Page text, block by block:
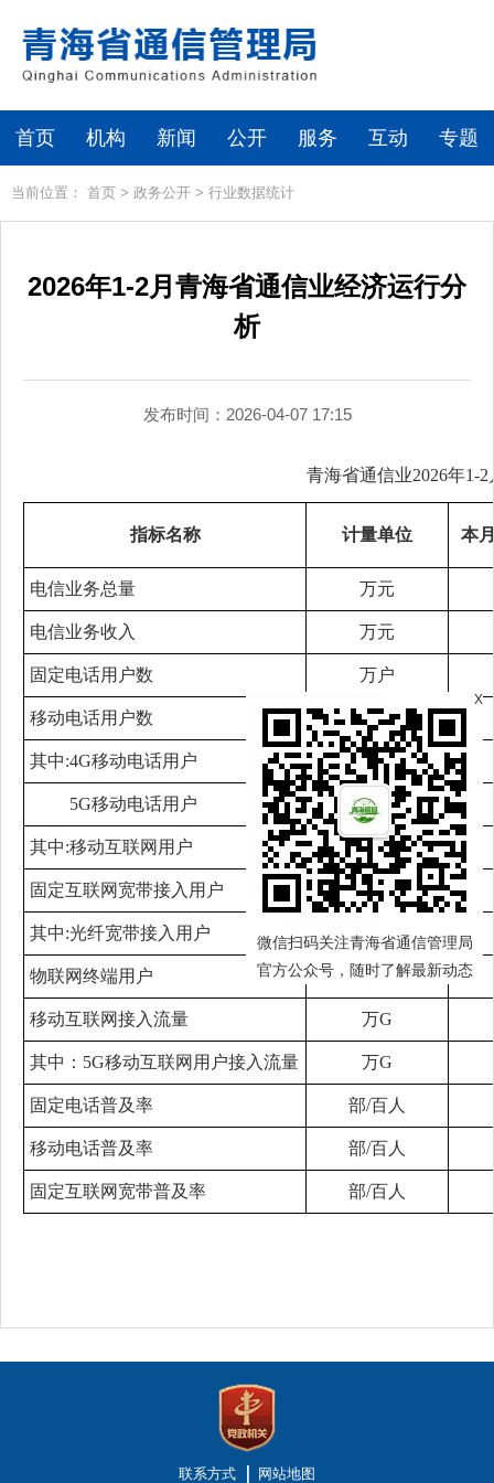
首页 机构 新闻 公开 服务 互动 专题
当前位置： 首页 > 政务公开 > 行业数据统计
2026年1-2月青海省通信业经济运行分
析
发布时间：2026-04-07 17:15
青海省通信业2026年1-
指标名称 计量单位 本
电信业务总量 万元
电信业务收入 万元
固定电话用户数 万户
移动电话用户数 万户
其中:4G移动电话用户 万户
5G移动电话用户 万户
其中:移动互联网用户 万户
固定互联网宽带接入用户 万户
其中:光纤宽带接入用户 万户
物联网终端用户 万户
移动互联网接入流量 万G
其中：5G移动互联网用户接入流量 万G
固定电话普及率 部/百人
移动电话普及率 部/百人
固定互联网宽带普及率 部/百人
X
微信扫码关注青海省通信管理局
官方公众号，随时了解最新动态
联系方式 网站地图